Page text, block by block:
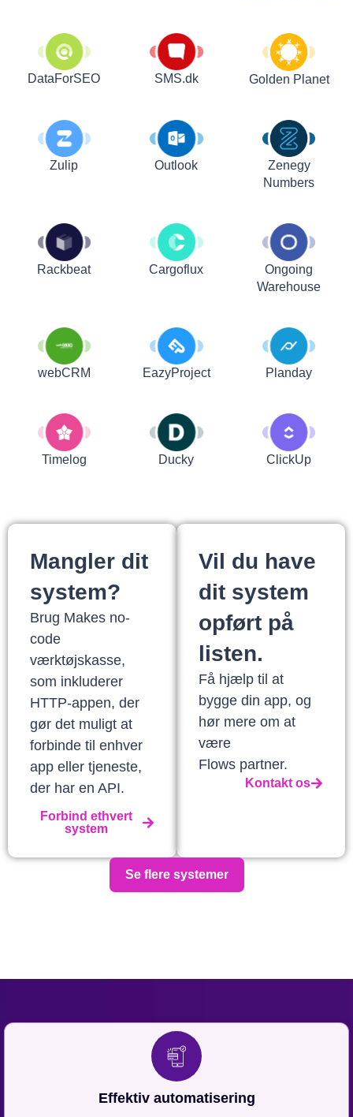
DataForSEO SMS.dk Golden Planet
Zulip Outlook
Zenegy
Numbers
Rackbeat Cargoflux
Ongoing
Warehouse
webCRM EazyProject Planday
Timelog Ducky ClickUp
Mangler dit
system?
Brug Makes no-
code
værktøjskasse,
som inkluderer
HTTP-appen, der
gør det muligt at
forbinde til enhver
app eller tjeneste,
der har en API.
Forbind ethvert
system
Vil du have
dit system
opført på
listen.
Få hjælp til at
bygge din app, og
hør mere om at
være
Flows partner.
Kontakt os
Se flere systemer
Effektiv automatisering